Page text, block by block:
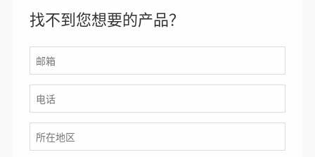
找不到您想要的产品？